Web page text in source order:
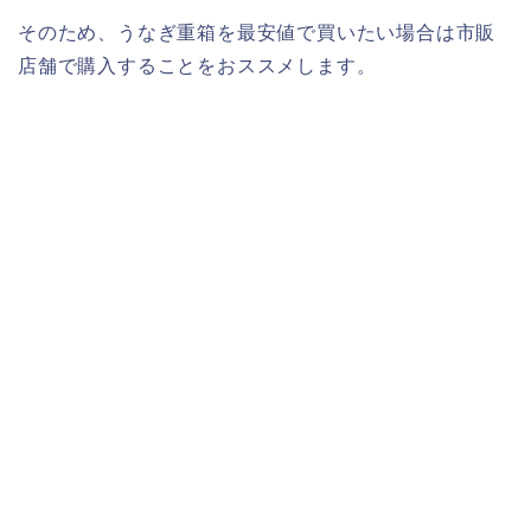
そのため、うなぎ重箱を最安値で買いたい場合は市販
店舗で購入することをおススメします。